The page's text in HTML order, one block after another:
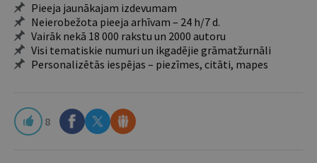
Pieeja jaunākajam izdevumam
Neierobežota pieeja arhīvam – 24 h/7 d.
Vairāk nekā 18 000 rakstu un 2000 autoru
Visi tematiskie numuri un ikgadējie grāmatžurnāli
Personalizētās iespējas – piezīmes, citāti, mapes
8